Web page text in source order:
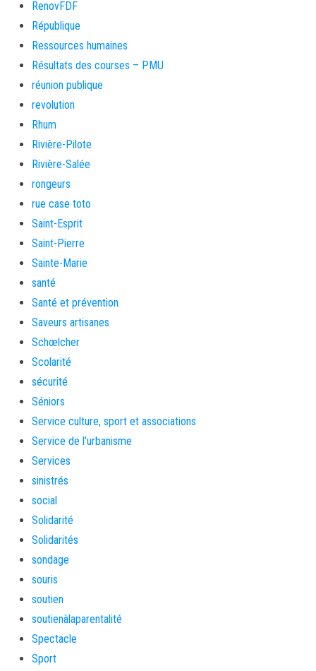
RenovFDF
République
Ressources humaines
Résultats des courses – PMU
réunion publique
revolution
Rhum
Rivière-Pilote
Rivière-Salée
rongeurs
rue case toto
Saint-Esprit
Saint-Pierre
Sainte-Marie
santé
Santé et prévention
Saveurs artisanes
Schœlcher
Scolarité
sécurité
Séniors
Service culture, sport et associations
Service de l'urbanisme
Services
sinistrés
social
Solidarité
Solidarités
sondage
souris
soutien
soutienàlaparentalité
Spectacle
Sport